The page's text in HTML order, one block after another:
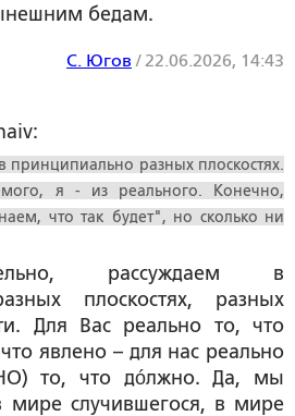
бедам.
С. Югов / 22.06.2026, 14:43
разных плоскостях.
я - из реального. Конечно,
что так будет", но сколько ни
рассуждаем в
плоскостях, разных
Для Вас реально то, что
явлено – для нас реально
то, что дóлжно. Да, мы
случившегося, в мире